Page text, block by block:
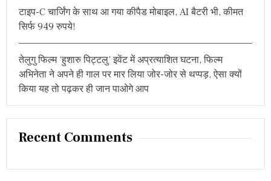
टाइप-C चार्जिंग के साथ आ गया कीपैड मोबाइल, AI बैटरी भी, कीमत
सिर्फ 949 रुपये!
तेलुगु फिल्म ‘हुशारु पिट्टलु’ इवेंट में अप्रत्याशित घटना, फिल्म
अभिनेता ने अपने ही गाल पर मार लिया जोर-जोर से थप्पड़, ऐसा क्यों
किया यह तो पढ़कर ही जान पाओगे आप
Recent Comments